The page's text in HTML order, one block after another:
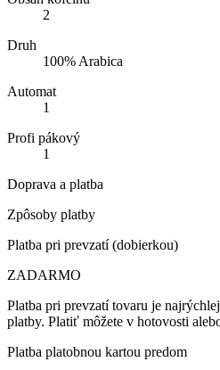
2
Druh
100% Arabica
Automat
1
Profi pákový
1
Doprava a platba
Zpôsoby platby
Platba pri prevzatí (dobierkou)
ZADARMO
Platba pri prevzatí tovaru je
platby. Platiť môžete v hotovosti
Platba platobnou kartou predom